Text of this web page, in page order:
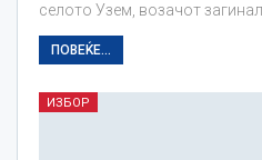
селото Узем, возачот
ПОВЕЌЕ...
ИЗБОР